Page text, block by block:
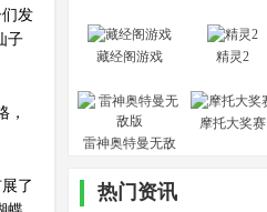
发
子
，
了
藏经阁游戏 精灵2
雷神奥特曼无敌
摩托大奖赛
热门资讯